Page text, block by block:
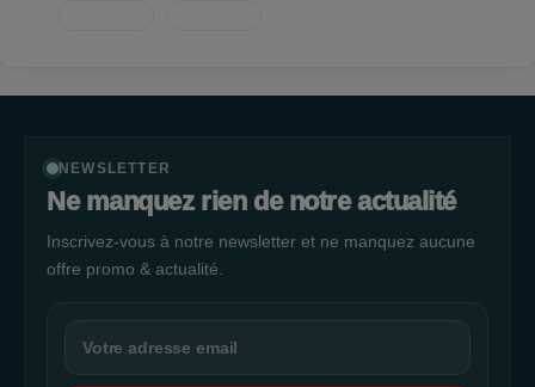
NEWSLETTER
Ne manquez rien de notre actualité
Inscrivez-vous à notre newsletter et ne manquez aucune
offre promo & actualité.